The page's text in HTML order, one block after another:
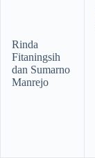
Rinda
Fitaningsih
dan Sumarno
Manrejo